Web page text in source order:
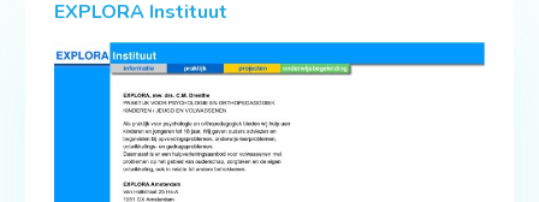
EXPLORA Instituut